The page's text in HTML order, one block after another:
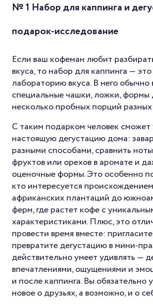
№ 1 Набор для каппинга и
подарок-исследование
Если ваш кофеман любит
вкуса, то набор для каппинга —
лабораторию вкуса. В него обычно
специальные чашки, ложки, формы
несколько пробных порций
С таким подарком человек сможет
настоящую дегустацию дома:
разными способами, сравнить
фруктов или орехов в аромате и
оценочные формы. Это особенно
кто интересуется
африканских плантаций до
ферм, где растет кофе с
характеристиками. Плюс, это
провести время вместе:
превратите дегустацию в мини-
действительно умеет удивлять —
впечатлениями, ощущениями и
и после каппинга. Вы обязательно
новое о друзьях, а возможно, и о